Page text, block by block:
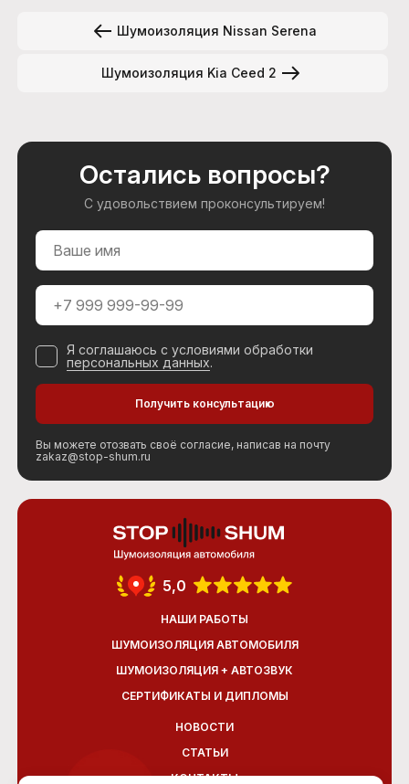
Шумоизоляция Nissan Serena
Шумоизоляция Kia Ceed 2
Остались вопросы?
С удовольствием проконсультируем!
Я соглашаюсь с условиями обработки
персональных данных.
Вы можете отозвать своё согласие, написав на почту
zakaz@stop-shum.ru
5,0
НАШИ РАБОТЫ
ШУМОИЗОЛЯЦИЯ АВТОМОБИЛЯ
ШУМОИЗОЛЯЦИЯ + АВТОЗВУК
СЕРТИФИКАТЫ И ДИПЛОМЫ
НОВОСТИ
СТАТЬИ
КОНТАКТЫ